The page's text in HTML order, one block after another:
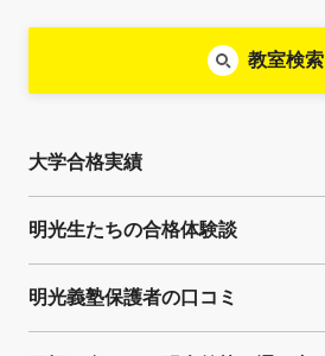
教室検索
大学合格実績
明光生たちの合格体験談
明光義塾保護者の口コミ